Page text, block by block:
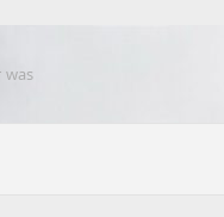
was